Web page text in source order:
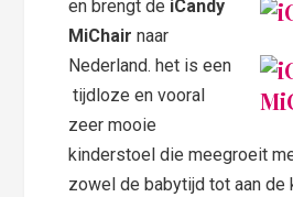
en brengt de iCandy
MiChair naar
Nederland. het is een
tijdloze en vooral
zeer mooie
kinderstoel die meegroeit
zowel de babytijd tot aan de